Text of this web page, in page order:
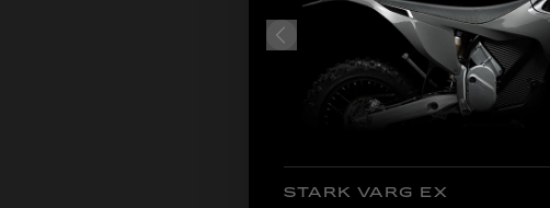
STARK VARG EX